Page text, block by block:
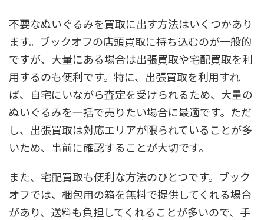
不要なぬいぐるみを買取に出す方法はいくつかあり
ます。ブックオフの店頭買取に持ち込むのが一般的
ですが、大量にある場合は出張買取や宅配買取を利
用するのも便利です。特に、出張買取を利用すれ
ば、自宅にいながら査定を受けられるため、大量の
ぬいぐるみを一括で売りたい場合に最適です。ただ
し、出張買取は対応エリアが限られていることが多
いため、事前に確認することが大切です。
また、宅配買取も便利な方法のひとつです。ブック
オフでは、梱包用の箱を無料で提供してくれる場合
があり、送料も負担してくれることが多いので、手